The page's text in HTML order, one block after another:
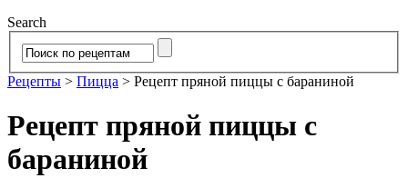
Search
Рецепты > Пицца > Рецепт пряной пиццы с бараниной
Рецепт пряной пиццы с
бараниной